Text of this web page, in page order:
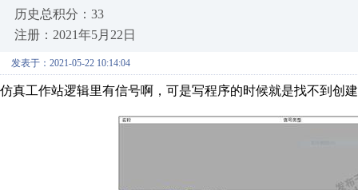
历史总积分：33
注册：2021年5月22日
发表于：2021-05-22 10:14:04
仿真工作站逻辑里有信号啊，可是写程序的时候就是找不到创